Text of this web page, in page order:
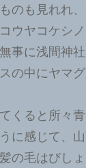
のも見れれ
ウヤコケシ
事に浅間神
の中にヤマグ
くると所々
に感じて、
の毛はびし